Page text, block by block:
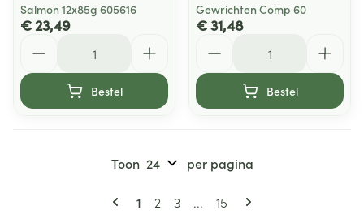
Salmon 12x85g 605616
€ 23,49
Bestel
Gewrichten Comp 60
€ 31,48
Bestel
Pagina's
U lees momenteel pagina
1 Pagina
2 Pagina
3 ... Pagina
15
Toon per pagina